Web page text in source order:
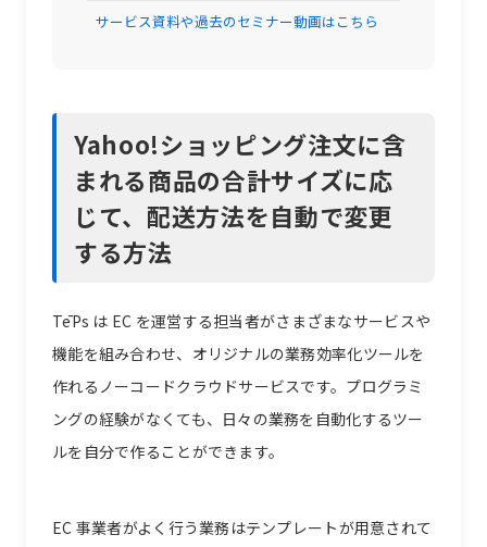
サービス資料や過去のセミナー動画はこちら
Yahoo!ショッピング注文に含
まれる商品の合計サイズに応
じて、配送方法を自動で変更
する方法
TēPs は EC を運営する担当者がさまざまなサービスや
機能を組み合わせ、オリジナルの業務効率化ツールを
作れるノーコードクラウドサービスです。プログラミ
ングの経験がなくても、日々の業務を自動化するツー
ルを自分で作ることができます。
EC 事業者がよく行う業務はテンプレートが用意されて